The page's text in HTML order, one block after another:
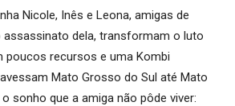
Nicole, Inês e Leona, amigas de
assassinato dela, transformam o luto
poucos recursos e uma Kombi
Mato Grosso do Sul até Mato
sonho que a amiga não pôde viver: